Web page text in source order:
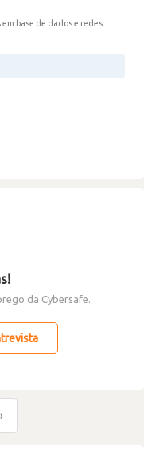
base de dados e redes
da Cybersafe.